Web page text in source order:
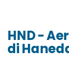
HND -
di